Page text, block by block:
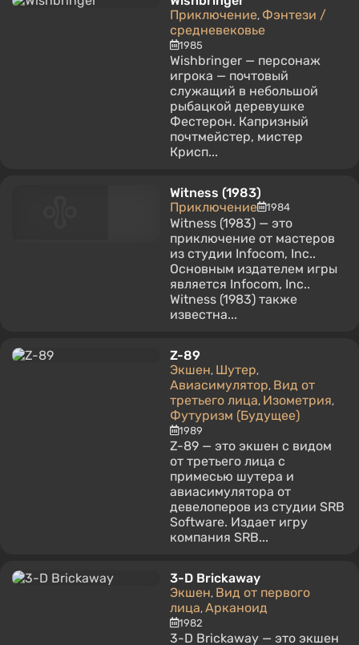
Приключение, Фэнтези /
средневековье
1985
Wishbringer — персонаж
игрока — почтовый
служащий в небольшой
рыбацкой деревушке
Фестерон. Капризный
почтмейстер, мистер
Крисп...
Witness (1983)
Приключение
1984
Witness (1983) — это
приключение от мастеров
из студии Infocom, Inc..
Основным издателем игры
является Infocom, Inc..
Witness (1983) также
известна...
Z-89
Экшен, Шутер,
Авиасимулятор, Вид от
третьего лица, Изометрия,
Футуризм (Будущее)
1989
Z-89 — это экшен с видом
от третьего лица с
примесью шутера и
авиасимулятора от
девелоперов из студии SRB
Software. Издает игру
компания SRB...
3-D Brickaway
Экшен, Вид от первого
лица, Арканоид
1982
3-D Brickaway — это экшен